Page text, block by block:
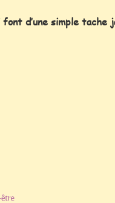
d’une simple tache